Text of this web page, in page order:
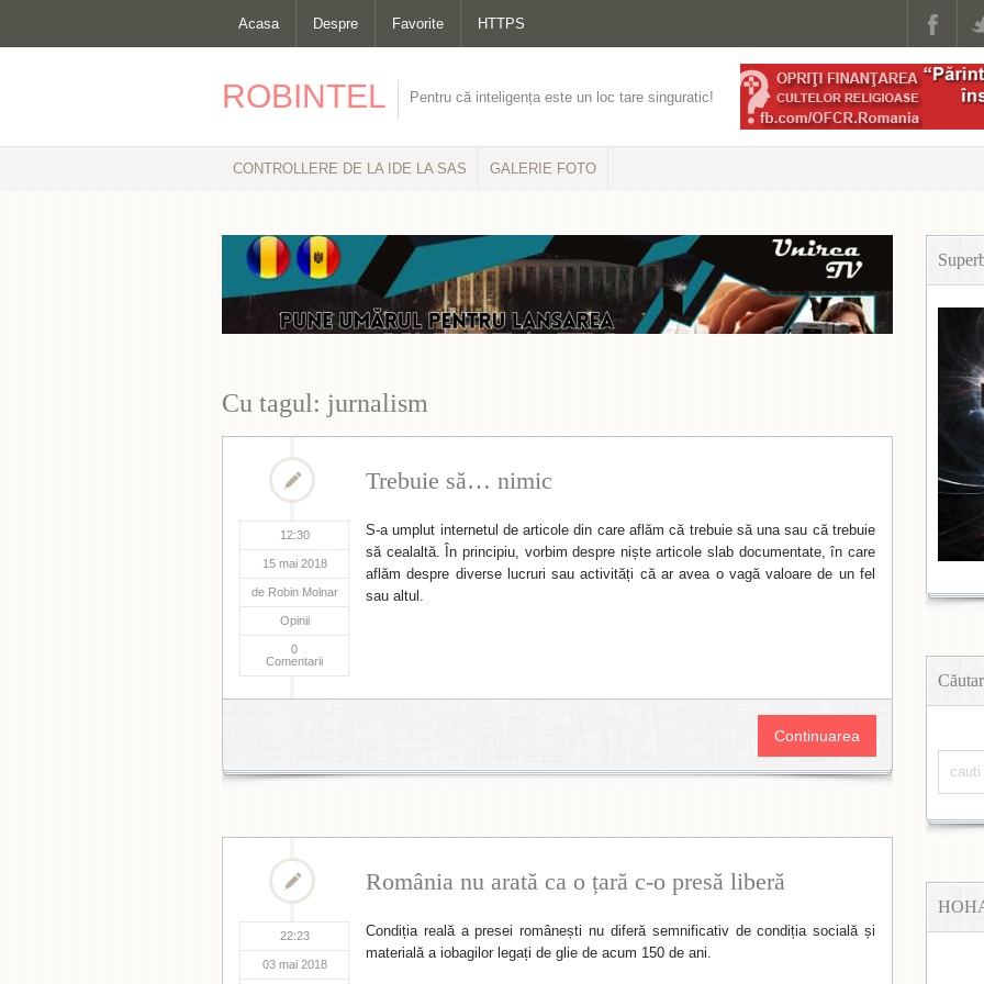
Acasa Despre Favorite HTTPS
ROBINTEL Pentru că inteligența este un loc tare singuratic!
CONTROLLERE DE LA IDE LA SAS GALERIE FOTO
Cu tagul: jurnalism
12:30
15 mai 2018
de Robin Molnar
Opinii
0
Comentarii
Trebuie să… nimic
S-a umplut internetul de articole din care aflăm că trebuie să una sau că trebuie
să cealaltă. În principiu, vorbim despre niște articole slab documentate, în care
aflăm despre diverse lucruri sau activități că ar avea o vagă valoare de un fel
sau altul.
Continuarea
22:23
03 mai 2018
România nu arată ca o țară c-o presă liberă
Condiția reală a presei românești nu diferă semnificativ de condiția socială și
materială a iobagilor legați de glie de acum 150 de ani.